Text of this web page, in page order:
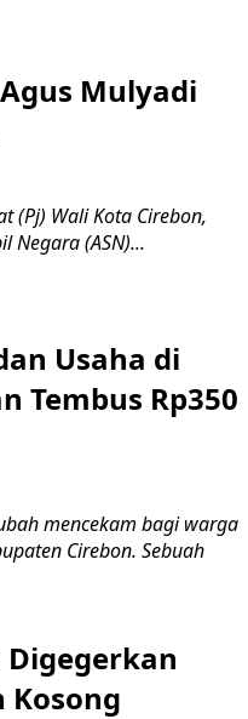
Mulyadi
(Pj) Wali Kota Cirebon,
Negara (ASN)...
Usaha di
Tembus Rp350
mencekam bagi warga
Cirebon. Sebuah
Digegerkan
Kosong